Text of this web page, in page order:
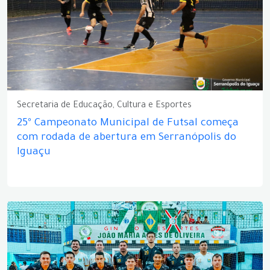
Secretaria de Educação, Cultura e Esportes
25º Campeonato Municipal de Futsal começa
com rodada de abertura em Serranópolis do
Iguaçu